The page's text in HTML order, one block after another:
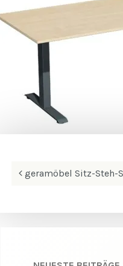
Navigation
geramöbel Sitz-Steh-